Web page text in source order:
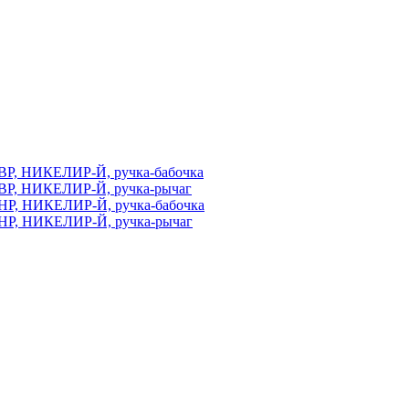
НИКЕЛИР-Й, ручка-бабочка
НИКЕЛИР-Й, ручка-рычаг
НИКЕЛИР-Й, ручка-бабочка
НИКЕЛИР-Й, ручка-рычаг